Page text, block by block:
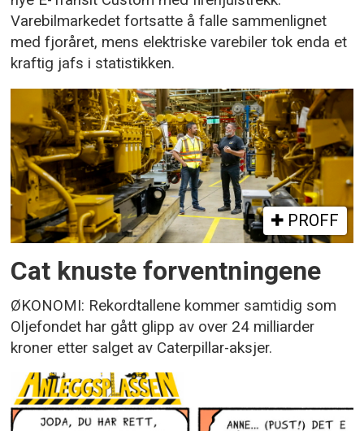
Varebilmarkedet fortsatte å falle sammenlignet
med fjoråret, mens elektriske varebiler tok enda et
kraftig jafs i statistikken.
PROFF
Cat knuste forventningene
ØKONOMI: Rekordtallene kommer samtidig som
Oljefondet har gått glipp av over 24 milliarder
kroner etter salget av Caterpillar-aksjer.